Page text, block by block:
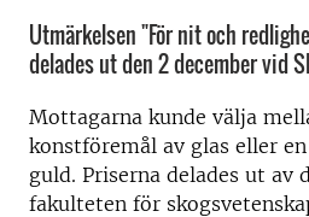
Utmärkelsen "För nit och
delades ut den 2 december vid
Mottagarna kunde välja
konstföremål av glas eller
guld. Priserna delades ut av
fakulteten för